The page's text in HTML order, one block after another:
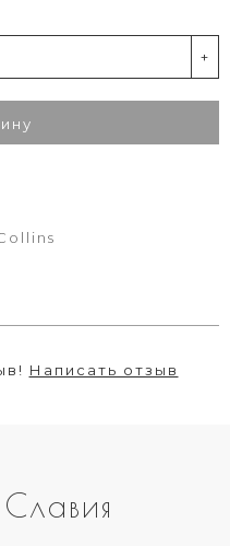
+
Написать отзыв